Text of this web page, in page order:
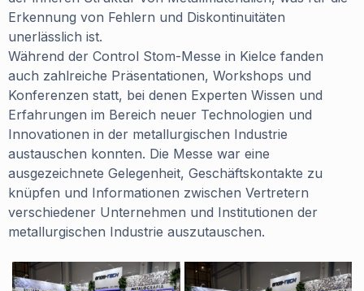
Erkennung von Fehlern und Diskontinuitäten
unerlässlich ist.
Während der Control Stom-Messe in Kielce fanden
auch zahlreiche Präsentationen, Workshops und
Konferenzen statt, bei denen Experten Wissen und
Erfahrungen im Bereich neuer Technologien und
Innovationen in der metallurgischen Industrie
austauschen konnten. Die Messe war eine
ausgezeichnete Gelegenheit, Geschäftskontakte zu
knüpfen und Informationen zwischen Vertretern
verschiedener Unternehmen und Institutionen der
metallurgischen Industrie auszutauschen.